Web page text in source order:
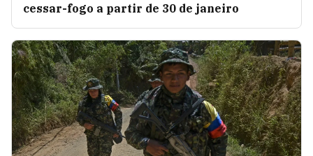
cessar-fogo a partir de 30 de janeiro